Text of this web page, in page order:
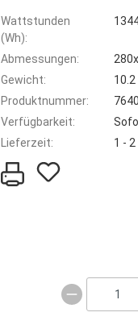
Wattstunden
(Wh):
Abmessungen:
Gewicht:
10.2
Produktnummer:
Verfügbarkeit:
Lieferzeit:
1 -